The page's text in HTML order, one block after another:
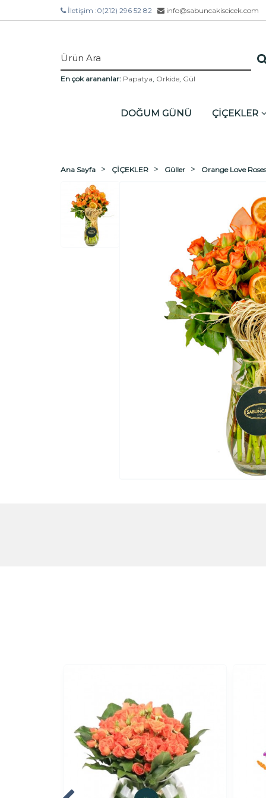
İletişim :0(212) 296 52 82 info@sabuncakiscicek.com
En çok arananlar: Papatya, Orkide, Gül
DOĞUM GÜNÜ ÇİÇEKLER
Ana Sayfa ÇİÇEKLER Güller Orange Love Roses